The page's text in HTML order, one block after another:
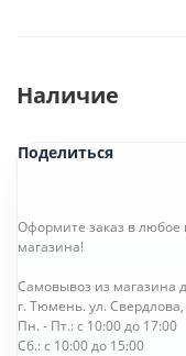
Наличие
Поделиться
Оформите заказ в любое
магазина!
Самовывоз из магазина
г. Тюмень. ул. Свердлова,
Пн. - Пт.: с 10:00 до 17:00
Сб.: с 10:00 до 15:00